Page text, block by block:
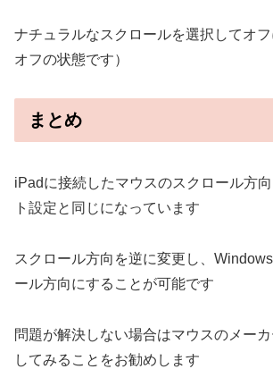
ナチュラルなスクロールを選択してオ
オフの状態です）
まとめ
iPadに接続したマウスのスクロール方
ト設定と同じになっています
スクロール方向を逆に変更し、
ール方向にすることが可能です
問題が解決しない場合はマウスのメー
してみることをお勧めします